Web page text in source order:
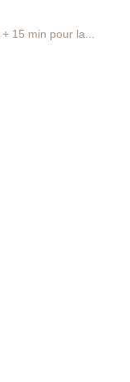
15 min pour la...